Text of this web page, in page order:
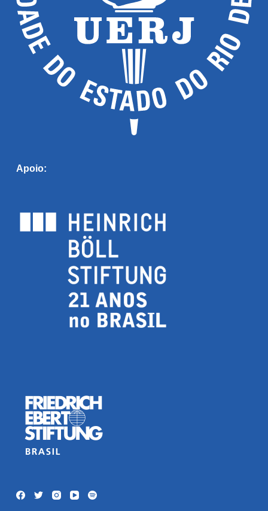
Apoio: